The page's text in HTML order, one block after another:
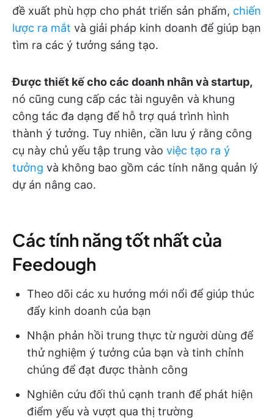
đề xuất phù hợp cho phát triển sản phẩm, chiến
lược ra mắt và giải pháp kinh doanh để giúp bạn
tìm ra các ý tưởng sáng tạo.
Được thiết kế cho các doanh nhân và startup,
nó cũng cung cấp các tài nguyên và khung
công tác đa dạng để hỗ trợ quá trình hình
thành ý tưởng. Tuy nhiên, cần lưu ý rằng công
cụ này chủ yếu tập trung vào việc tạo ra ý
tưởng và không bao gồm các tính năng quản lý
dự án nâng cao.
Các tính năng tốt nhất của
Feedough
Theo dõi các xu hướng mới nổi để giúp thúc
đẩy kinh doanh của bạn
Nhận phản hồi trung thực từ người dùng để
thử nghiệm ý tưởng của bạn và tinh chỉnh
chúng để đạt được thành công
Nghiên cứu đối thủ cạnh tranh để phát hiện
điểm yếu và vượt qua thị trường